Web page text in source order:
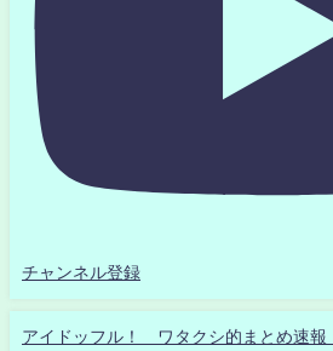
チャンネル登録
アイドッフル！ ワタクシ的まとめ速